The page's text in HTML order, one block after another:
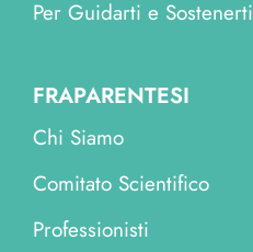
Per Guidarti e Sostenerti
FRAPARENTESI
Chi Siamo
Comitato Scientifico
Professionisti